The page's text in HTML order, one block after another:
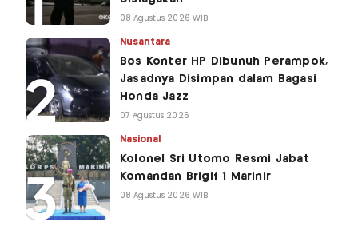
08 Agustus 2026 WIB
Nusantara
Bos Konter HP Dibunuh Perampok,
Jasadnya Disimpan dalam Bagasi
Honda Jazz
07 Agustus 2026
Nasional
Kolonel Sri Utomo Resmi Jabat
Komandan Brigif 1 Marinir
08 Agustus 2026 WIB